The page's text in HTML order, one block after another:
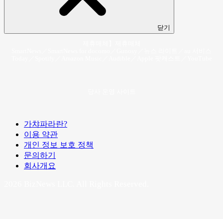
닫기
가챠파라란?
이용 약관
개인 정보 보호 정책
문의하기
회사개요